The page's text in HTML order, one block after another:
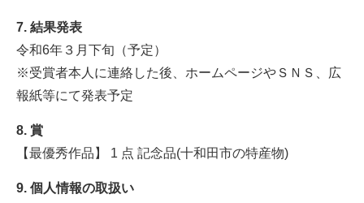
7. 結果発表
令和6年３月下旬（予定）
※受賞者本人に連絡した後、ホームページやＳＮＳ、広
報紙等にて発表予定
8. 賞
【最優秀作品】 1 点 記念品(十和田市の特産物)
9. 個人情報の取扱い